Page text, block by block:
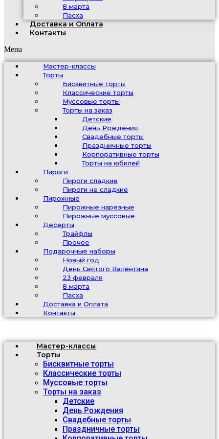
8 марта
Пасха
Доставка и Оплата
Контакты
Menu
Мастер-классы
Торты
Бисквитные торты
Классические торты
Муссовые торты
Торты на заказ
Детские
День Рождения
Свадебные торты
Праздничные торты
Корпоративные торты
Торты на юбилей
Пироги
Пироги сладкие
Пироги не сладкие
Пирожные
Пирожные нарезные
Пирожные муссовые
Десерты
Трайфлы
Прочее
Подарочные наборы
Новый год
День Святого Валентина
23 февраля
8 марта
Пасха
Доставка и Оплата
Контакты
Мастер-классы
Торты
Бисквитные торты
Классические торты
Муссовые торты
Торты на заказ
Детские
День Рождения
Свадебные торты
Праздничные торты